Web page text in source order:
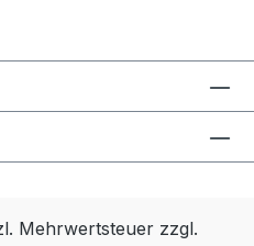
Mehrwertsteuer zzgl.